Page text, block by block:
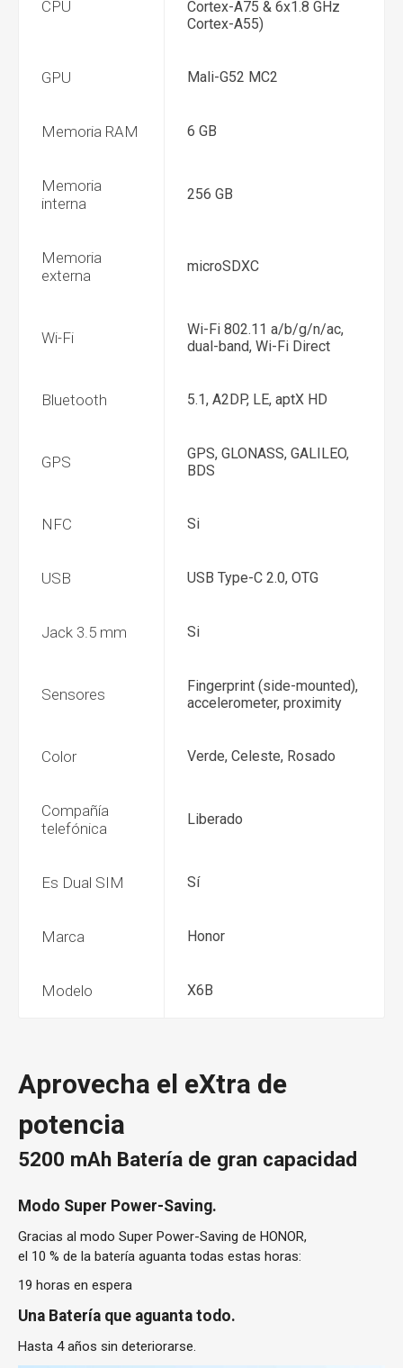
CPU
Cortex-A75 & 6x1.8 GHz
Cortex-A55)
GPU Mali-G52 MC2
Memoria RAM 6 GB
Memoria
interna
256 GB
Memoria
externa
microSDXC
Wi-Fi
Wi-Fi 802.11 a/b/g/n/ac,
dual-band, Wi-Fi Direct
Bluetooth 5.1, A2DP, LE, aptX HD
GPS
GPS, GLONASS, GALILEO,
BDS
NFC Si
USB USB Type-C 2.0, OTG
Jack 3.5 mm Si
Sensores
Fingerprint (side-mounted),
accelerometer, proximity
Color Verde, Celeste, Rosado
Compañía
telefónica
Liberado
Es Dual SIM Sí
Marca Honor
Modelo X6B
Aprovecha el eXtra de
potencia
5200 mAh Batería de gran capacidad
Modo Super Power-Saving.
Gracias al modo Super Power-Saving de HONOR,
el 10 % de la batería aguanta todas estas horas:
19 horas en espera
Una Batería que aguanta todo.
Hasta 4 años sin deteriorarse.